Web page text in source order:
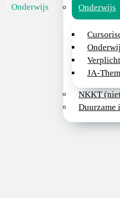
Onderwijs
JA-
NKKT
Duurzame
Onderwijs